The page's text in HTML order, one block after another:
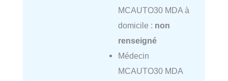
MCAUTO30 MDA à
domicile : non
renseigné
Médecin
MCAUTO30 MDA